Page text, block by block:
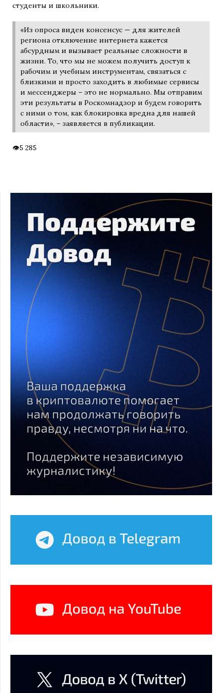
студенты и школьники.
«Из опроса виден консенсус — для жителей
региона отключение интернета кажется
абсурдным и вызывает реальные сложности в
жизни. То, что мы не можем получить доступ к
рабочим и учебным инструментам, связаться с
близкими и просто заходить в любимые сервисы
и мессенджеры – это не нормально. Мы отправим
эти результаты в Роскомнадзор и будем говорить
с ними о том, как блокировка вредна для нашей
области», – заявляется в публикации.
5 285